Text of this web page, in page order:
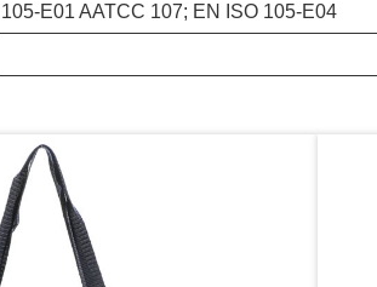
105-E01 AATCC 107; EN ISO 105-E04